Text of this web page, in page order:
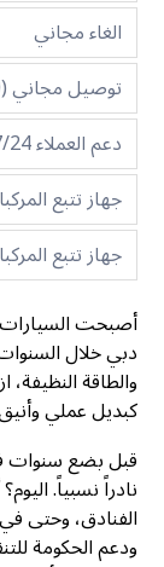
الغاء مجاني
توصيل مجاني (30 يوم او أكثر)
دعم العملاء 7/24
جهاز تتبع
جهاز تتبع
أصبحت
دبي خلال
والطاقة النظيفة،
كبديل عملي
قبل بضع سنوات
نادراً نسبياً.
الفنادق، وحتى
ودعم الحكومة